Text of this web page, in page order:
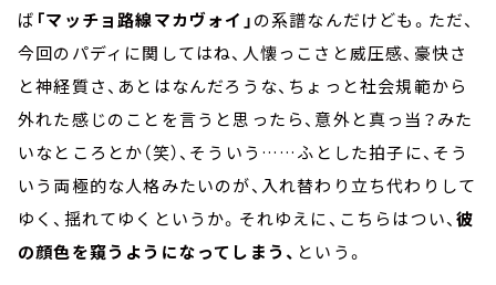
ば 「マッチョ路線マカヴォイ」の系譜なんだけども。ただ、
今回のパディに関してはね、人懐っこさと威圧感、豪快さ
と神経質さ、あとはなんだろうな、ちょっと社会規範から
外れた感じのことを言うと思ったら、意外と真っ当？みた
いなところとか（笑）、そういう……ふとした拍子に、そう
いう両極的な人格みたいのが、入れ替わり立ち代わりして
ゆく、揺れてゆくというか。それゆえに、こちらはつい、彼
の顔色を窺うようになってしまう、 という。